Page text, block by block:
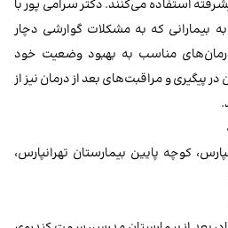
استفاده می‌کنند. دکتر سرامی پور با
بیمارانی که به مشکلات گوارشی دچار
مناسب به بهبود وضعیت خود
پیگیری و مراقبت‌های بعد از درمان نیز از
کوچه پایین بیمارستان تهرانپارس،